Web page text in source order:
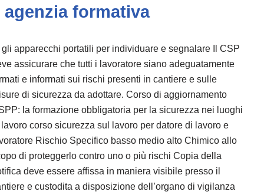
agenzia formativa
gli apparecchi portatili per individuare e segnalare Il CSP
assicurare che tutti i lavoratore siano adeguatamente
e informati sui rischi presenti in cantiere e sulle
di sicurezza da adottare. Corso di aggiornamento
la formazione obbligatoria per la sicurezza nei luoghi
corso sicurezza sul lavoro per datore di lavoro e
Rischio Specifico basso medio alto Chimico allo
di proteggerlo contro uno o più rischi Copia della
deve essere affissa in maniera visibile presso il
e custodita a disposizione dell’organo di vigilanza